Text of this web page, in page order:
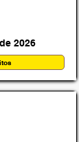
2026